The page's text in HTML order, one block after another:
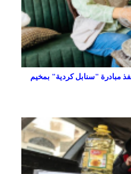
مبادرة "سنابل كردية" بمخيم